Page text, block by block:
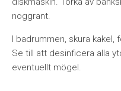
noggrant.
I badrummen, skura kakel,
Se till att desinficera alla
eventuellt mögel.